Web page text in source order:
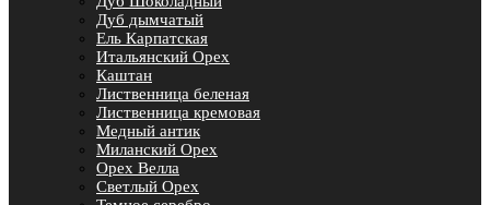
Дуб дымчатый
Ель Карпатская
Итальянский Орех
Каштан
Лиственница беленая
Лиственница кремовая
Медный антик
Миланский Орех
Орех Велла
Светлый Орех